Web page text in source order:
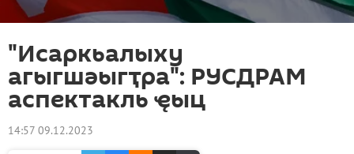
"Исаркьалыху
агыгшәыгҭра": РУСДРАМ
аспектакль ҿыц
14:57 09.12.2023